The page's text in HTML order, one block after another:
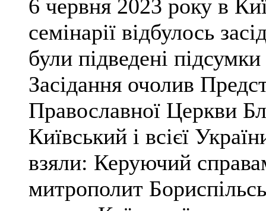
6 червня 2023 року в
семінарії відбулось
були підведені
Засідання очолив
Православної Церкви
Київський і всієї
взяли: Керуючий
митрополит